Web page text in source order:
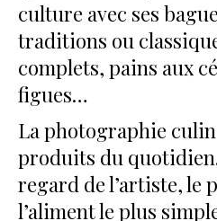
culture avec ses
traditions ou
complets, pains aux
figues…
La photographie
produits du
regard de l’artiste, le
l’aliment le plus